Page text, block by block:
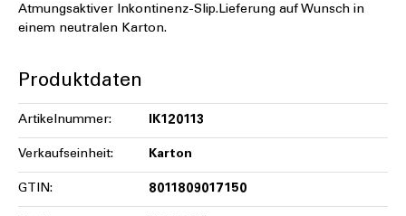
Atmungsaktiver Inkontinenz-Slip.Lieferung auf Wunsch in
einem neutralen Karton.
Produktdaten
Artikelnummer: IK120113
Verkaufseinheit: Karton
GTIN: 8011809017150